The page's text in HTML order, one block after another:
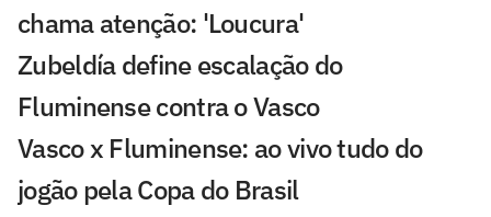
chama atenção: 'Loucura'
Zubeldía define escalação do
Fluminense contra o Vasco
Vasco x Fluminense: ao vivo tudo do
jogão pela Copa do Brasil